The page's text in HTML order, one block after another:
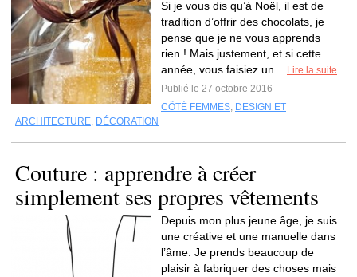
Si je vous dis qu’à Noël, il est de
tradition d’offrir des chocolats, je
pense que je ne vous apprends
rien ! Mais justement, et si cette
année, vous faisiez un...
Lire la suite
Publié le 27 octobre 2016
CÔTÉ FEMMES, DESIGN ET
ARCHITECTURE, DÉCORATION
Couture : apprendre à créer
simplement ses propres vêtements
Depuis mon plus jeune âge, je suis
une créative et une manuelle dans
l’âme. Je prends beaucoup de
plaisir à fabriquer des choses mais